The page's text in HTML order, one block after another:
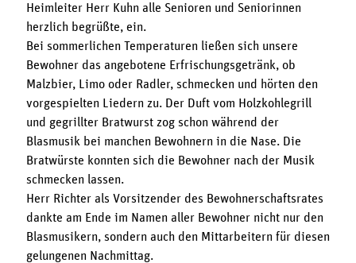
Heimleiter Herr Kuhn alle Senioren und Seniorinnen
herzlich begrüßte, ein.
Bei sommerlichen Temperaturen ließen sich unsere
Bewohner das angebotene Erfrischungsgetränk, ob
Malzbier, Limo oder Radler, schmecken und hörten den
vorgespielten Liedern zu. Der Duft vom Holzkohlegrill
und gegrillter Bratwurst zog schon während der
Blasmusik bei manchen Bewohnern in die Nase. Die
Bratwürste konnten sich die Bewohner nach der Musik
schmecken lassen.
Herr Richter als Vorsitzender des Bewohnerschaftsrates
dankte am Ende im Namen aller Bewohner nicht nur den
Blasmusikern, sondern auch den Mittarbeitern für diesen
gelungenen Nachmittag.